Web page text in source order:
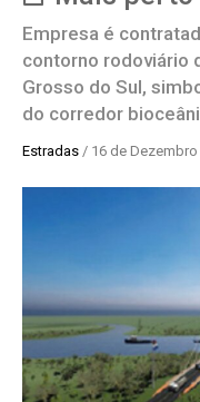
Empresa é
contorno rodoviário
Grosso do Sul,
do corredor
Estradas / 16 de